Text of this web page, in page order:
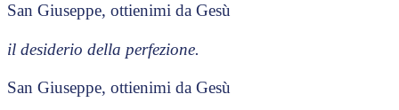
San Giuseppe, ottienimi da Gesù
il desiderio della perfezione.
San Giuseppe, ottienimi da Gesù